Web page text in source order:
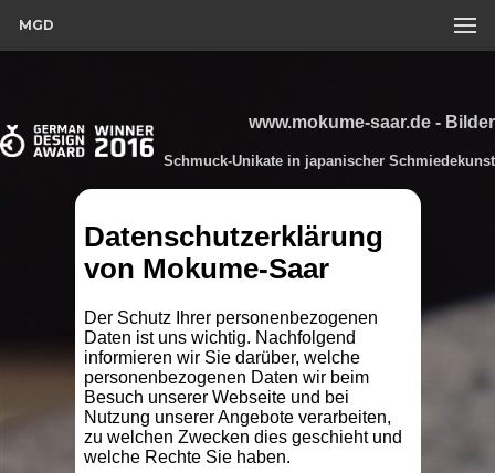
MGD
www.mokume-saar.de - Bilder
Schmuck-Unikate in japanischer Schmiedekunst
Datenschutzerklärung
von Mokume-Saar
Der Schutz Ihrer personenbezogenen
Daten ist uns wichtig. Nachfolgend
informieren wir Sie darüber, welche
personenbezogenen Daten wir beim
Besuch unserer Webseite und bei
Nutzung unserer Angebote verarbeiten,
zu welchen Zwecken dies geschieht und
welche Rechte Sie haben.